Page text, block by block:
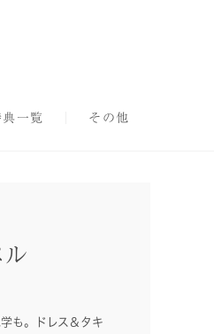
典一覧 その他
も。ドレス＆タキ